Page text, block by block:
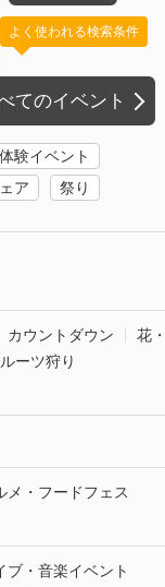
てのイベント
よく使われる検索条件
体験イベント
ア
祭り
カウントダウン
花
ーツ狩り
メ・フードフェス
ブ・音楽イベント